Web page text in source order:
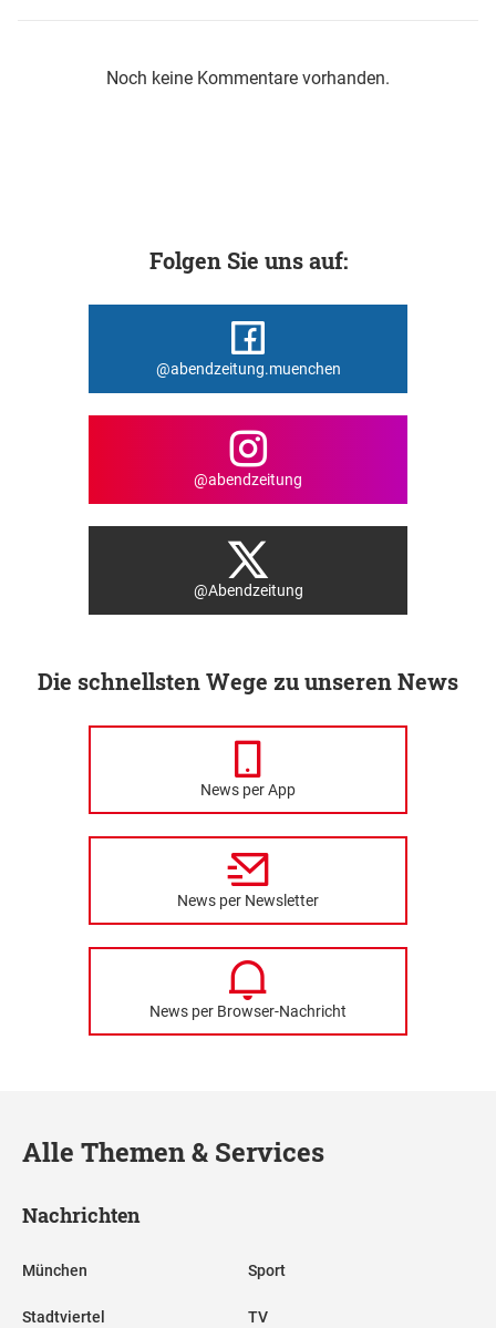
Noch keine Kommentare vorhanden.
Folgen Sie uns auf:
@abendzeitung.muenchen
@abendzeitung
@Abendzeitung
Die schnellsten Wege zu unseren News
News per App
News per Newsletter
News per Browser-Nachricht
Alle Themen & Services
Nachrichten
München
Stadtviertel
Sport
TV